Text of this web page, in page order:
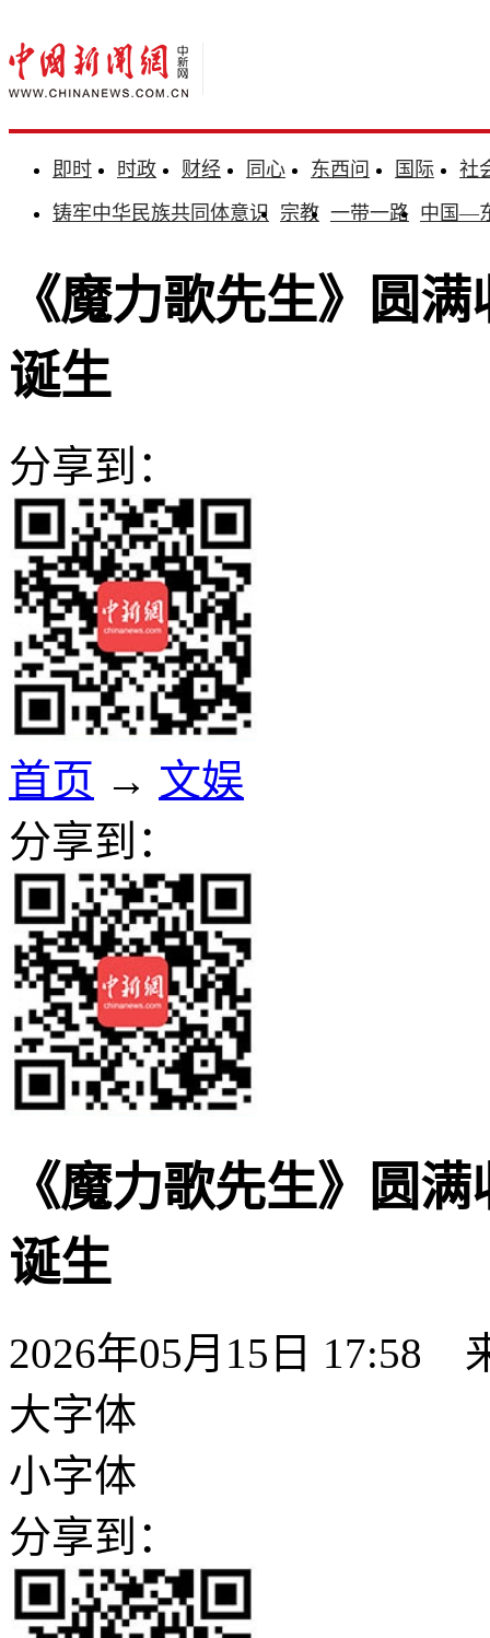
即时 时政 财经 同心 东西问 国际
社
铸牢中华民族共同体意识 宗教 一带一路 中国—
《魔力歌先生》圆
诞生
分享到：
首页 → 文娱
分享到：
《魔力歌先生》圆
诞生
2026年05月15日 17:58
大字体
小字体
分享到：